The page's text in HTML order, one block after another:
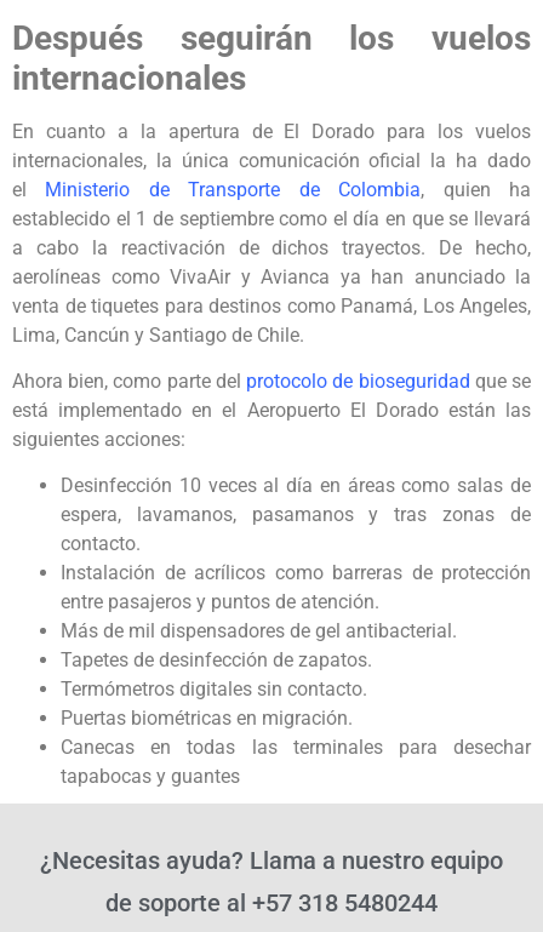
Después seguirán los vuelos
internacionales
En cuanto a la apertura de El Dorado para los vuelos
internacionales, la única comunicación oficial la ha dado
el Ministerio de Transporte de Colombia, quien ha
establecido el 1 de septiembre como el día en que se llevará
a cabo la reactivación de dichos trayectos. De hecho,
aerolíneas como VivaAir y Avianca ya han anunciado la
venta de tiquetes para destinos como Panamá, Los Angeles,
Lima, Cancún y Santiago de Chile.
Ahora bien, como parte del protocolo de bioseguridad que se
está implementado en el Aeropuerto El Dorado están las
siguientes acciones:
Desinfección 10 veces al día en áreas como salas de
espera, lavamanos, pasamanos y tras zonas de
contacto.
Instalación de acrílicos como barreras de protección
entre pasajeros y puntos de atención.
Más de mil dispensadores de gel antibacterial.
Tapetes de desinfección de zapatos.
Termómetros digitales sin contacto.
Puertas biométricas en migración.
Canecas en todas las terminales para desechar
tapabocas y guantes
¿Necesitas ayuda? Llama a nuestro equipo
de soporte al +57 318 5480244